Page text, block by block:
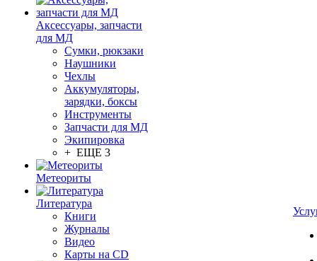
Аксессуары, запчасти
для МД
Сумки, рюкзаки
Наушники
Чехлы
Аккумуляторы,
зарядки, боксы
Инструменты
Запчасти для МД
Экипировка
+ ЕЩЕ 3
Метеориты
Литература
Книги
Журналы
Видео
Карты на CD